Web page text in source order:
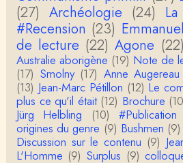
La plus récente, donc
e, publiée chez La
Anonymous
Actuellement c'est quelle
ur? La dernière edition
roland chaudat
le sous-titre de l’article de
n, l’oppression des
(27) Archéologie (24)
#Recension (23)
de lecture (22) Agone (22)
Australie aborigène (19) Note de
(17) Smolny (17) Anne Augereau
(13) Jean-Marc Pétillon (12) Le
plus ce qu'il était (12) Brochure
Jürg Helbling
(10) #Publication
origines du genre (9) Bushmen (9)
Discussion sur le contenu (9)
L'Homme (9) Surplus (9)